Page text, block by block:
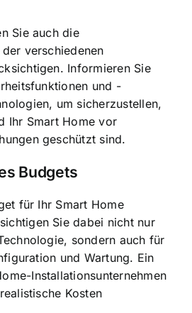
Sie auch die
verschiedenen
Informieren Sie
und -
um sicherzustellen,
Ihr Smart Home vor
geschützt sind.
Budgets
für Ihr Smart Home
Sie dabei nicht nur
sondern auch für
und Wartung. Ein
Installationsunternehmen
Kosten